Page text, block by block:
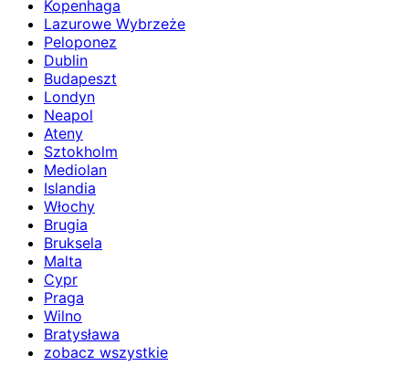
Kopenhaga
Lazurowe Wybrzeże
Peloponez
Dublin
Budapeszt
Londyn
Neapol
Ateny
Sztokholm
Mediolan
Islandia
Włochy
Brugia
Bruksela
Malta
Cypr
Praga
Wilno
Bratysława
zobacz wszystkie